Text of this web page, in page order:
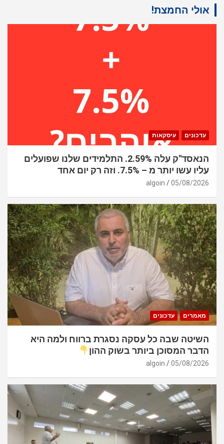
אולי החמצת!
עדכונים עיסקאות
הנאסד"ק עלה 2.59%. התלמידים שלנו שפועלים
עליו עשו יותר מ – 7.5%. וזה רק יום אחד
05/08/2026
algoin
מאמרים עדכונים
השיטה שבה כל עסקה נסגרת ברווח ולמה היא
הדבר המסוכן ביותר בשוק ההון
05/08/2026
algoin